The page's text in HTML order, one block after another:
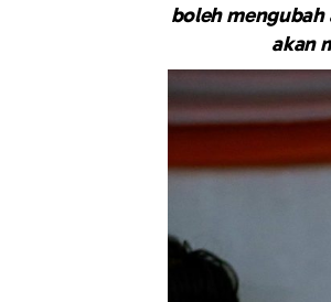
boleh mengubah
akan